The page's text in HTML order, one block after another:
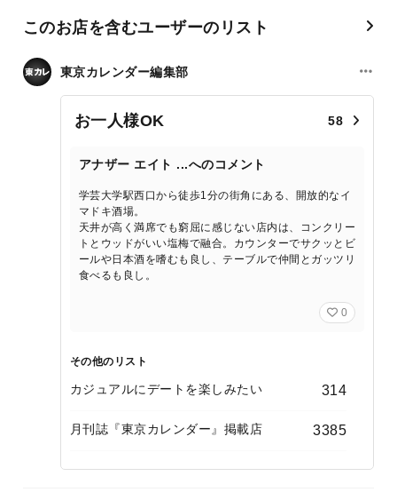
このお店を含むユーザーのリスト
東京カレンダー編集部
お一人様OK 58
アナザー エイト ...へのコメント
学芸大学駅西口から徒歩1分の街角にある、開放的なイ
マドキ酒場。
天井が高く満席でも窮屈に感じない店内は、コンクリー
トとウッドがいい塩梅で融合。カウンターでサクッとビ
ールや日本酒を嗜むも良し、テーブルで仲間とガッツリ
食べるも良し。
0
その他のリスト
カジュアルにデートを楽しみたい 314
月刊誌『東京カレンダー』掲載店 3385